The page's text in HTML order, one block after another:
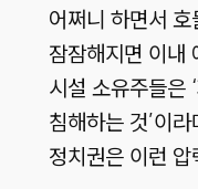
어쩌니 하면서
잠잠해지면 이내
시설 소유주들은
침해하는 것’이
정치권은 이런